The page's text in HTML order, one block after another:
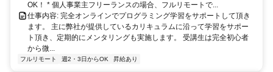
OK！ * 個人事業主フリーランスの場合、フルリモートで...
仕事内容: 完全オンラインでプログラミング学習をサポートして頂き
ます。 主に弊社が提供しているカリキュラムに沿って学習をサポー
ト頂き、定期的にメンタリングも実施します。 受講生は完全初心者
から微...
フルリモート 週2・3日からOK 昇給あり